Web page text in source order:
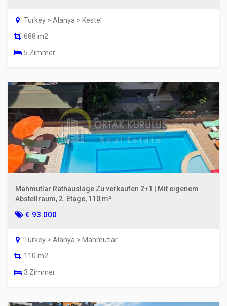
Turkey > Alanya > Kestel
688 m2
5 Zimmer
Mahmutlar Rathauslage Zu verkaufen 2+1 | Mit eigenem
Abstellraum, 2. Etage, 110 m²
€ 93.000
Turkey > Alanya > Mahmutlar
110 m2
3 Zimmer